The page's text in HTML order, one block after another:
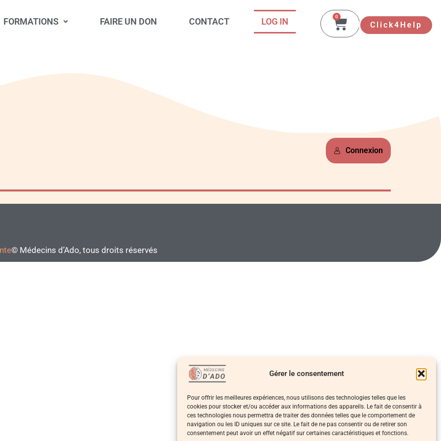
Gérer le consentement
Pour offrir les meilleures expériences, nous utilisons des technologies telles que les
cookies pour stocker et/ou accéder aux informations des appareils. Le fait de consentir à
ces technologies nous permettra de traiter des données telles que le comportement de
navigation ou les ID uniques sur ce site. Le fait de ne pas consentir ou de retirer son
consentement peut avoir un effet négatif sur certaines caractéristiques et fonctions.
FORMATIONS FAIRE UN DON CONTACT LOG IN 0
PanierClick4Help
Connexion
© Médecins d’Ado, tous droits réservés